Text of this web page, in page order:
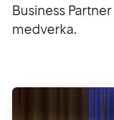
Business
medverka.